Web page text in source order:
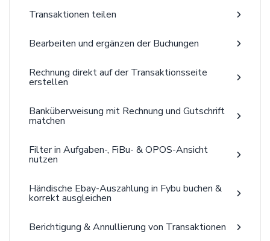
Transaktionen teilen
Bearbeiten und ergänzen der Buchungen
Rechnung direkt auf der Transaktionsseite
erstellen
Banküberweisung mit Rechnung und Gutschrift
matchen
Filter in Aufgaben-, FiBu- & OPOS-Ansicht
nutzen
Händische Ebay-Auszahlung in Fybu buchen &
korrekt ausgleichen
Berichtigung & Annullierung von Transaktionen